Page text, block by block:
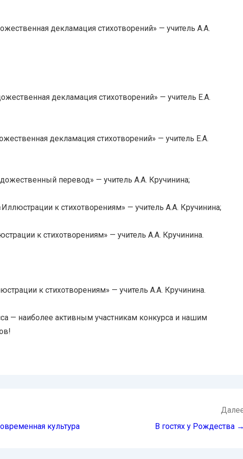
декламация стихотворений» — учитель А.А.
декламация стихотворений» — учитель Е.А.
декламация стихотворений» — учитель Е.А.
перевод» — учитель А.А. Кручинина;
к стихотворениям» — учитель А.А. Кручинина;
к стихотворениям» — учитель А.А. Кручинина.
к стихотворениям» — учитель А.А. Кручинина.
наиболее активным участникам конкурса и нашим
культура
В гостях у Рождества